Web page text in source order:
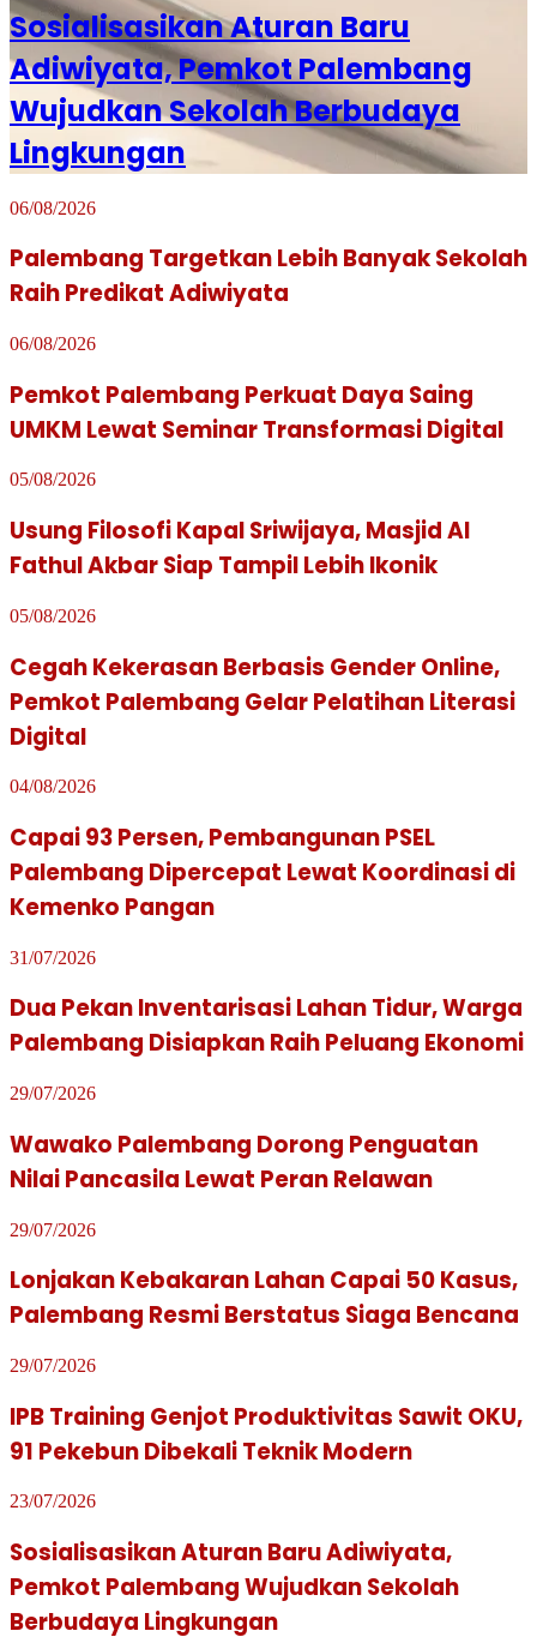
Sosialisasikan Aturan Baru
Adiwiyata, Pemkot Palembang
Wujudkan Sekolah Berbudaya
Lingkungan
06/08/2026
Palembang Targetkan Lebih Banyak Sekolah
Raih Predikat Adiwiyata
06/08/2026
Pemkot Palembang Perkuat Daya Saing
UMKM Lewat Seminar Transformasi Digital
05/08/2026
Usung Filosofi Kapal Sriwijaya, Masjid Al
Fathul Akbar Siap Tampil Lebih Ikonik
05/08/2026
Cegah Kekerasan Berbasis Gender Online,
Pemkot Palembang Gelar Pelatihan Literasi
Digital
04/08/2026
Capai 93 Persen, Pembangunan PSEL
Palembang Dipercepat Lewat Koordinasi di
Kemenko Pangan
31/07/2026
Dua Pekan Inventarisasi Lahan Tidur, Warga
Palembang Disiapkan Raih Peluang Ekonomi
29/07/2026
Wawako Palembang Dorong Penguatan
Nilai Pancasila Lewat Peran Relawan
29/07/2026
Lonjakan Kebakaran Lahan Capai 50 Kasus,
Palembang Resmi Berstatus Siaga Bencana
29/07/2026
IPB Training Genjot Produktivitas Sawit OKU,
91 Pekebun Dibekali Teknik Modern
23/07/2026
Sosialisasikan Aturan Baru Adiwiyata,
Pemkot Palembang Wujudkan Sekolah
Berbudaya Lingkungan